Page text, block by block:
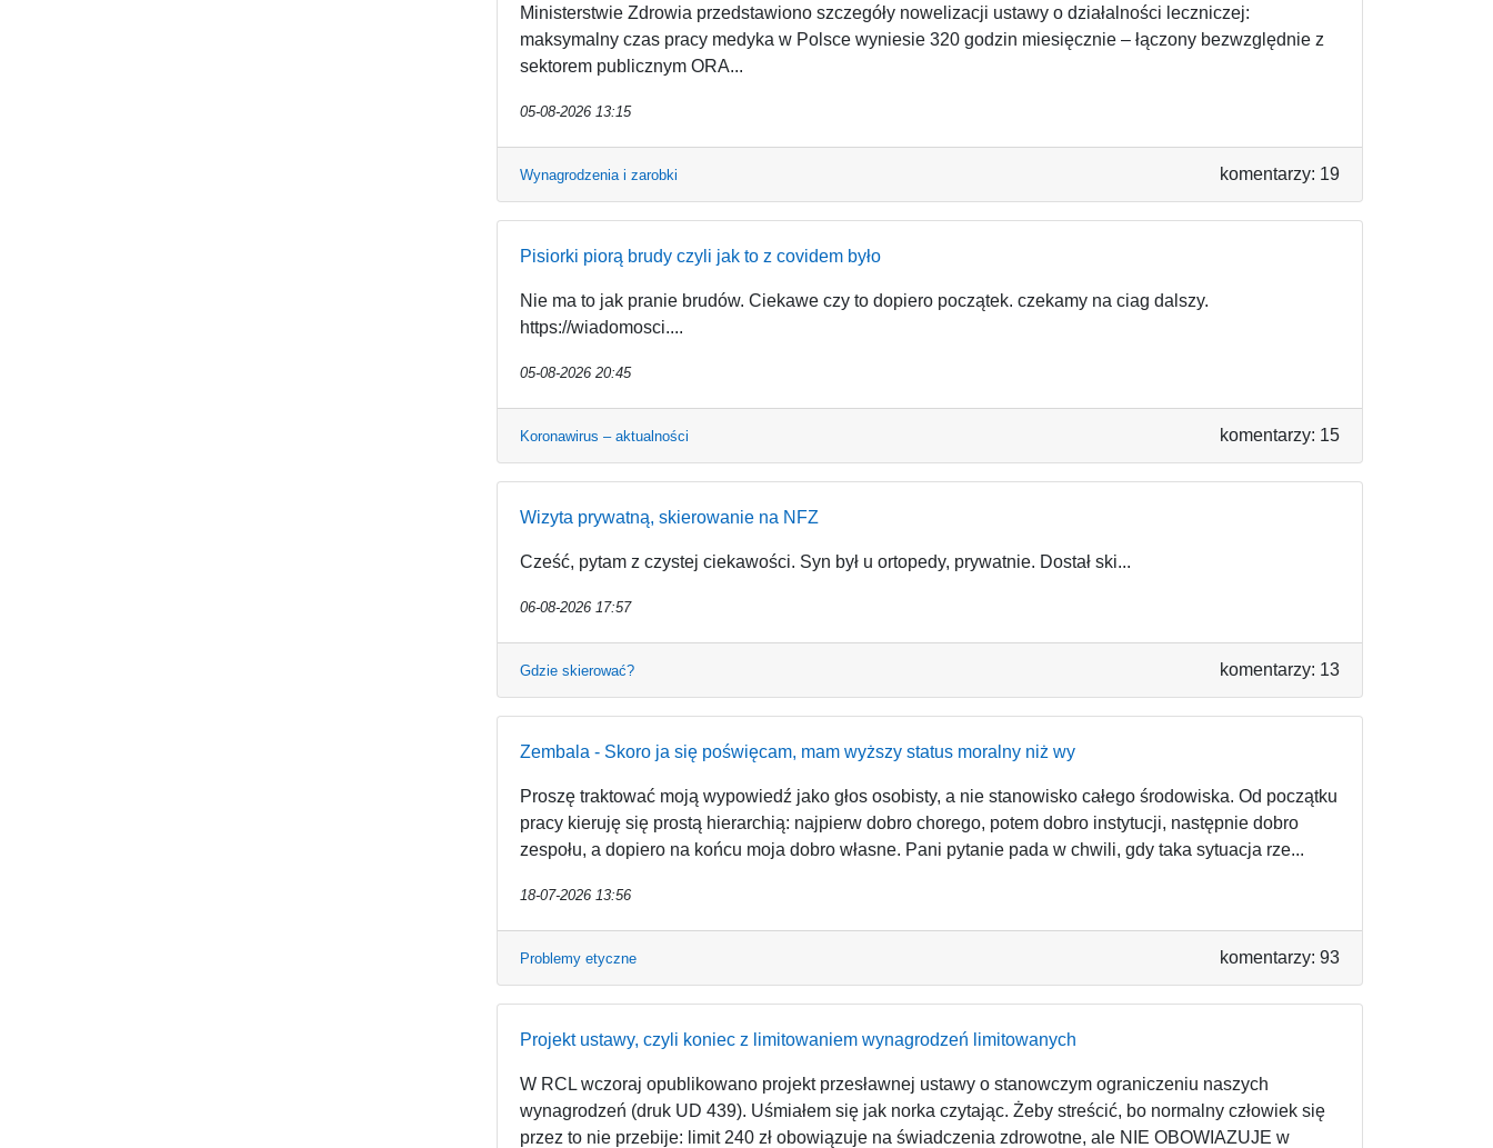
Ministerstwie Zdrowia przedstawiono szczegóły nowelizacji ustawy o działalności leczniczej:
maksymalny czas pracy medyka w Polsce wyniesie 320 godzin miesięcznie – łączony bezwzględnie z
sektorem publicznym ORA...
05-08-2026 13:15
Wynagrodzenia i zarobki komentarzy: 19
Pisiorki piorą brudy czyli jak to z covidem było
Nie ma to jak pranie brudów. Ciekawe czy to dopiero początek. czekamy na ciag dalszy.
https://wiadomosci....
05-08-2026 20:45
Koronawirus – aktualności komentarzy: 15
Wizyta prywatną, skierowanie na NFZ
Cześć, pytam z czystej ciekawości. Syn był u ortopedy, prywatnie. Dostał ski...
06-08-2026 17:57
Gdzie skierować? komentarzy: 13
Zembala - Skoro ja się poświęcam, mam wyższy status moralny niż wy
Proszę traktować moją wypowiedź jako głos osobisty, a nie stanowisko całego środowiska. Od początku
pracy kieruję się prostą hierarchią: najpierw dobro chorego, potem dobro instytucji, następnie dobro
zespołu, a dopiero na końcu moja dobro własne. Pani pytanie pada w chwili, gdy taka sytuacja rze...
18-07-2026 13:56
Problemy etyczne komentarzy: 93
Projekt ustawy, czyli koniec z limitowaniem wynagrodzeń limitowanych
W RCL wczoraj opublikowano projekt przesławnej ustawy o stanowczym ograniczeniu naszych
wynagrodzeń (druk UD 439). Uśmiałem się jak norka czytając. Żeby streścić, bo normalny człowiek się
przez to nie przebije: limit 240 zł obowiązuje na świadczenia zdrowotne, ale NIE OBOWIAZUJE w